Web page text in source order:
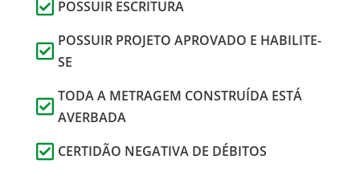
 POSSUIR ESCRITURA

POSSUIR PROJETO APROVADO E HABILITE-
SE

TODA A METRAGEM CONSTRUÍDA ESTÁ
AVERBADA
 CERTIDÃO NEGATIVA DE DÉBITOS